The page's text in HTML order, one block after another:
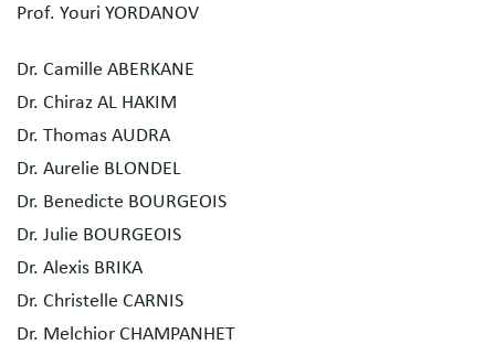
Prof. Youri YORDANOV
Dr. Camille ABERKANE
Dr. Chiraz AL HAKIM
Dr. Thomas AUDRA
Dr. Aurelie BLONDEL
Dr. Benedicte BOURGEOIS
Dr. Julie BOURGEOIS
Dr. Alexis BRIKA
Dr. Christelle CARNIS
Dr. Melchior CHAMPANHET